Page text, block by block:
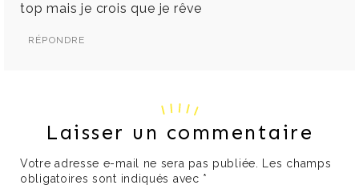
top mais je crois que je rêve
RÉPONDRE
Laisser un commentaire
Votre adresse e-mail ne sera pas publiée. Les champs
obligatoires sont indiqués avec *